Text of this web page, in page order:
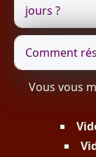
jours ?
Comment
Vous vous